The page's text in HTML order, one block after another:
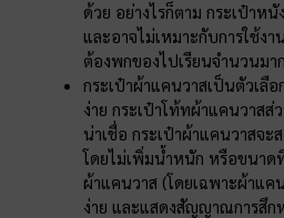
ด้วย อย่างไรก็ตาม กระเป๋าห
และอาจไม่เหมาะกับการใช้ง
ต้องพกของไปเรียนจำนวนมาก
กระเป๋าผ้าแคนวาสเป็นตัวเลื
ง่าย กระเป๋าโท้ทผ้าแคนวาส
น่าเชื่อ กระเป๋าผ้าแคนวาสจ
โดยไม่เพิ่มน้ำหนัก หรือขนาด
ผ้าแคนวาส (โดยเฉพาะผ้าแ
ง่าย และแสดงสัญญาณการสึก